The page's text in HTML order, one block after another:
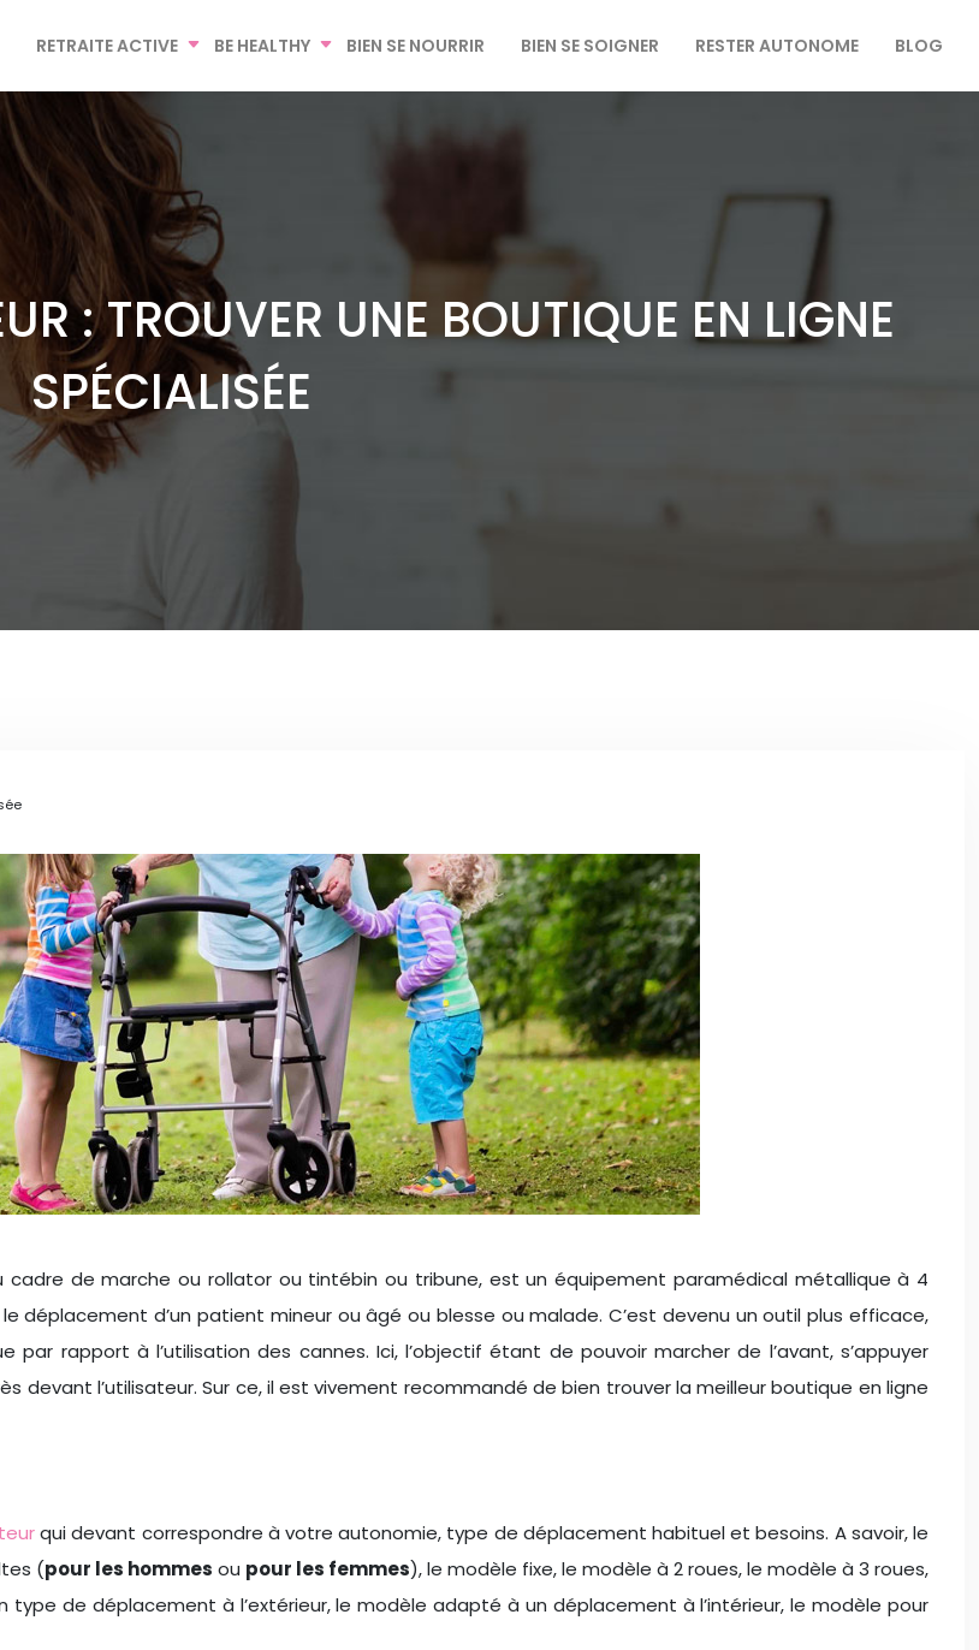
RETRAITE ACTIVE BE HEALTHY BIEN SE NOURRIR BIEN SE SOIGNER RESTER AUTONOME BLOG
: TROUVER UNE BOUTIQUE EN LIGNE
SPÉCIALISÉE
de marche ou rollator ou tintébin ou tribune, est un équipement paramédical métallique à 4
déplacement d’un patient mineur ou âgé ou blesse ou malade. C’est devenu un outil plus efficace,
rapport à l’utilisation des cannes. Ici, l’objectif étant de pouvoir marcher de l’avant, s’appuyer
l’utilisateur. Sur ce, il est vivement recommandé de bien trouver la meilleur boutique en ligne
qui devant correspondre à votre autonomie, type de déplacement habituel et besoins. A savoir, le
(pour les hommes ou pour les femmes), le modèle fixe, le modèle à 2 roues, le modèle à 3 roues,
de déplacement à l’extérieur, le modèle adapté à un déplacement à l’intérieur, le modèle pour